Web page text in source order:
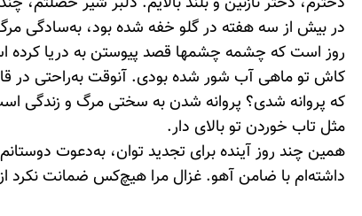
در بیش از سه هفته در گلو خفه شده بود، به‌سادگی
روز است که چشمه چشمها قصد پیوستن به دریا کرده
کاش تو ماهی آب شور شده بودی. آنوقت به‌راحتی در
که پروانه شدی؟ پروانه شدن به سختی مرگ و زندگی
مثل تاب خوردن تو بالای دار.
همین چند روز آینده برای تجدید توان، به‌دعوت
داشته‌ام با ضامن آهو. غزال مرا هیچ‌کس ضمانت نکرد